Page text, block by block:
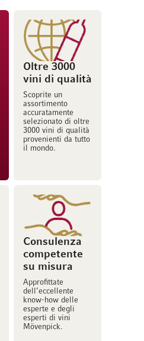
Oltre 3000
vini di qualità
Scoprite un
assortimento
accuratamente
selezionato di oltre
3000 vini di qualità
provenienti da tutto
il mondo.
Consulenza
competente
su misura
Approfittate
dell’eccellente
know-how delle
esperte e degli
esperti di vini
Mövenpick.